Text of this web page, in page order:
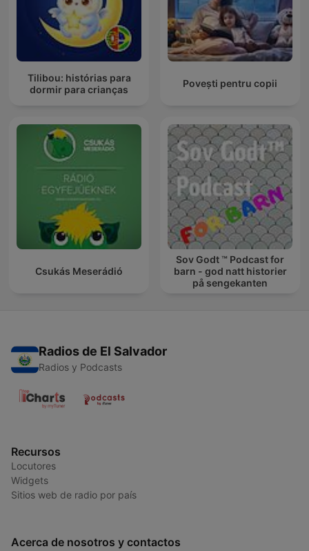
Tilibou: histórias para
dormir para crianças
Povești pentru copii
Csukás Meserádió
Sov Godt ™ Podcast for
barn - god natt historier
på sengekanten
Radios de El Salvador
Radios y Podcasts
Recursos
Locutores
Widgets
Sitios web de radio por país
Acerca de nosotros y contactos